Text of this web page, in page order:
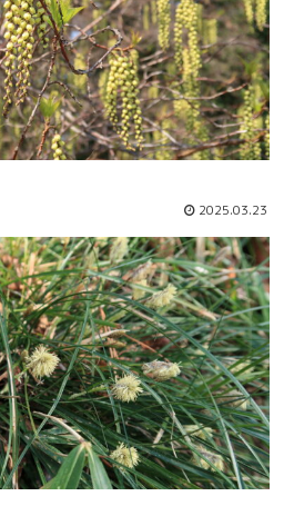
2025.03.23